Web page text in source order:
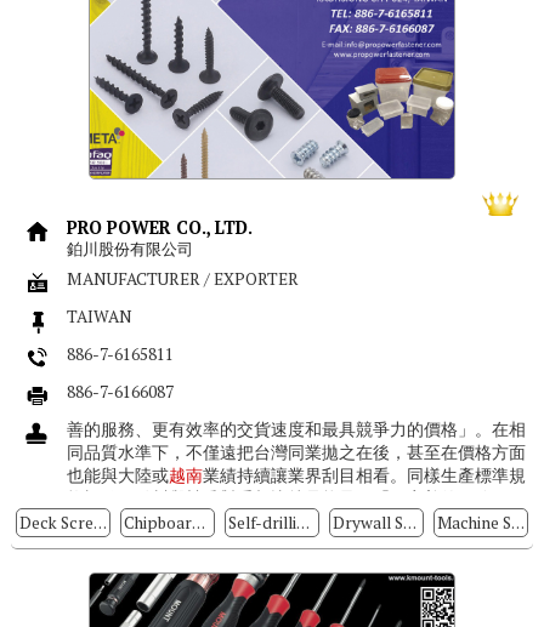
PRO POWER CO., LTD.
鉑川股份有限公司
MANUFACTURER / EXPORTER
TAIWAN
886-7-6165811
886-7-6166087
善的服務、更有效率的交貨速度和最具競爭力的價格」。在相
同品質水準下，不僅遠把台灣同業拋之在後，甚至在價格方面
也能與大陸或越南業績持續讓業界刮目相看。同樣生產標準規
格螺絲，鉑川與競爭對手相比就是能呈現「更完善的服務、更
有效率的交貨速度和最具競爭力...
Deck Screws Chipboard Screws Self-drilling Screws Drywall Screws Machine Screws